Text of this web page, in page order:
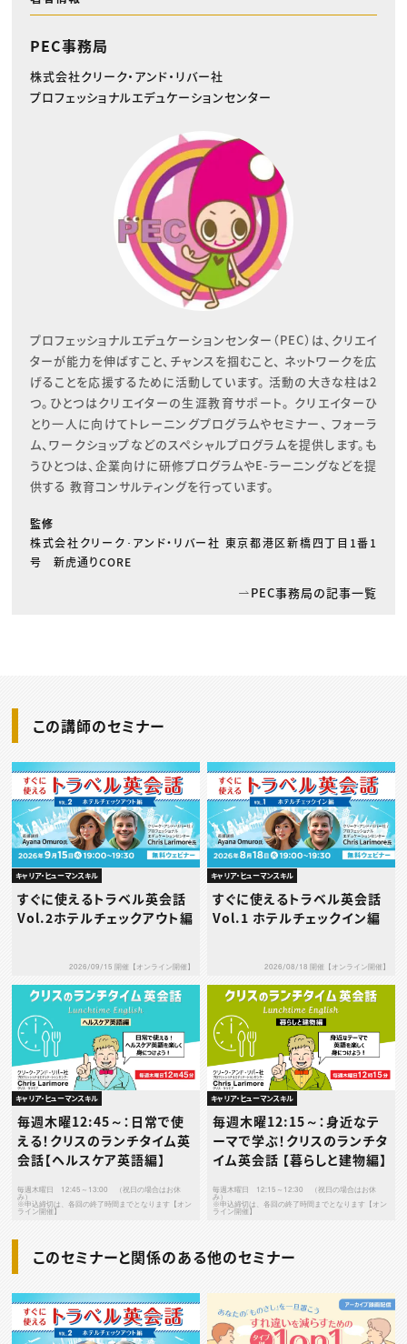
PEC事務局
株式会社クリーク・アンド・リバー社
プロフェッショナルエデュケーションセンター
プロフェッショナルエデュケーションセンター（PEC）は、クリエイ
ターが能力を伸ばすこと、チャンスを掴むこと、 ネットワークを広
げることを応援するために活動しています。 活動の大きな柱は2
つ。ひとつはクリエイターの生涯教育サポート。 クリエイターひ
とり一人に向けてトレーニングプログラムやセミナー、 フォーラ
ム、ワークショップなどのスペシャルプログラムを提供します。も
うひとつは、企業向けに研修プログラムやE-ラーニングなどを提
供する 教育コンサルティングを行っています。
監修
株式会社クリーク･アンド・リバー社 東京都港区新橋四丁目1番1
号 新虎通りCORE
PEC事務局の記事一覧
この講師のセミナー
キャリア・ヒューマンスキル
すぐに使えるトラベル英会話
Vol.2ホテルチェックアウト編
2026/09/15 開催【オンライン開催】
キャリア・ヒューマンスキル
すぐに使えるトラベル英会話
Vol.1 ホテルチェックイン編
2026/08/18 開催【オンライン開催】
キャリア・ヒューマンスキル
毎週木曜12:45～：日常で使
える！クリスのランチタイム英
会話【ヘルスケア英語編】
毎週木曜日 12:45～13:00 （祝日の場合はお休
み）
※申込締切は、各回の終了時間までとなります【オン
ライン開催】
キャリア・ヒューマンスキル
毎週木曜12:15～：身近なテ
ーマで学ぶ！クリスのランチタ
イム英会話 【暮らしと建物編】
毎週木曜日 12:15～12:30 （祝日の場合はお休
み）
※申込締切は、各回の終了時間までとなります【オン
ライン開催】
このセミナーと関係のある他のセミナー